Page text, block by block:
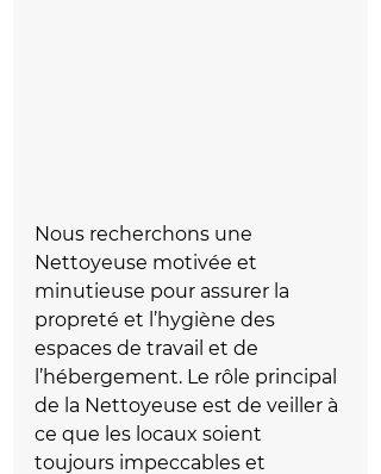
Nous recherchons une
Nettoyeuse motivée et
minutieuse pour assurer la
propreté et l’hygiène des
espaces de travail et de
l’hébergement. Le rôle principal
de la Nettoyeuse est de veiller à
ce que les locaux soient
toujours impeccables et